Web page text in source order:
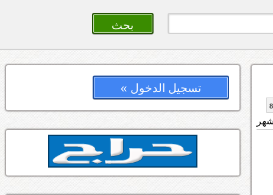
تسجيل الدخول »